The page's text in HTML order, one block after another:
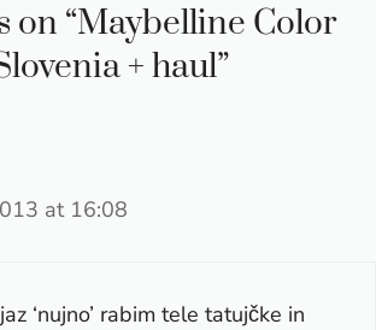
on “Maybelline Color
+ haul”
at 16:08
‘nujno’ rabim tele tatujčke in